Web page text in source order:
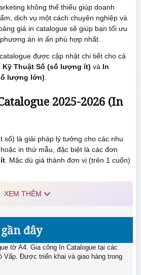
không thể thiếu giúp doanh
dịch vụ một cách chuyên nghiệp và
giá in catalogue sẽ giúp bạn tối ưu
án in ấn phù hợp nhất.
được cập nhật chi tiết cho cả
Kỹ Thuật Số (số lượng ít) và In
lượng lớn).
2025-2026 (In
số) là giải pháp lý tưởng cho các nhu
in thử mẫu, đặc biệt là các đơn
. Mặc dù giá thành đơn vị (trên 1 cuốn)
áp dụng cho bảng giá này: Bìa giấy
kim.
Ít TpHcm – Catalogue A4
XEM THÊM
đây
tờ A4. Gia công In Catalogue tại các
Vấp. Được triển khai và giao hàng trong